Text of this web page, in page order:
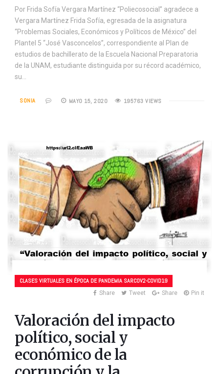
Por Frida Sofía Vergara Martínez “Poliecosocial” agradece a
Vergara Martínez Frida Sofía, egresada de la asignatura
“Problemas Sociales, Económicos y Políticos de México” del
Plantel 5 “José Vasconcelos”, correspondiente al Plan de
estudios de bachillerato de la Escuela Nacional Preparatoria
de la UNAM, estudiante distinguida por su récord académico,
su…
SONIA MAYO 15, 2020 195763 VIEWS
CLASES VIRTUALES EN ÉPOCA DE PANDEMIA SARCOV2-COVID19
Share Tweet Share Pin it
Valoración del impacto
político, social y
económico de la